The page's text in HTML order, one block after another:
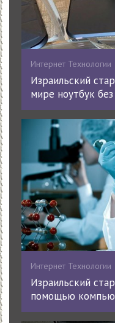
Интернет Технологии
Израильский
мире ноутбук
Интернет Технологии
Израильский
помощью